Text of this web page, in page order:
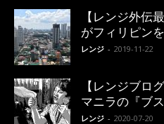
【レンジ外伝
がフィリピン
レンジ - 2019-11-22
【レンジブロ
マニラの『ブ
レンジ - 2020-07-20